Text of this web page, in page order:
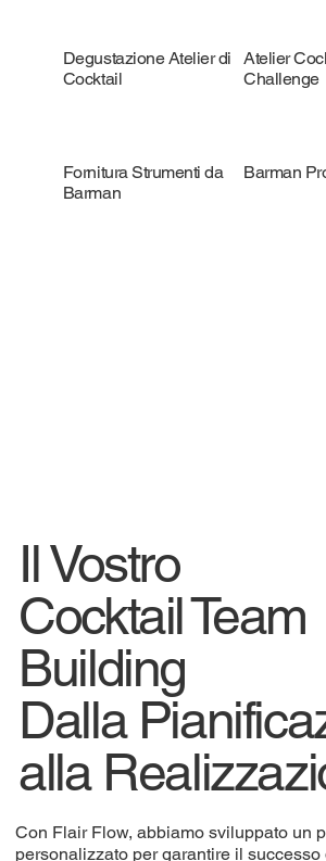
Degustazione Atelier di
Cocktail
Atelier
Challenge
Fornitura Strumenti da
Barman
Barman
Il Vostro
Cocktail Team
Building
Dalla
alla
Con Flair Flow, abbiamo sviluppato un
personalizzato per garantire il